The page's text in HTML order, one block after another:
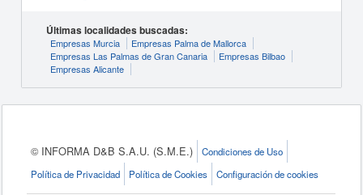
Últimas localidades buscadas:
Empresas Murcia
Empresas Palma de Mallorca
Empresas Las Palmas de Gran Canaria
Empresas Bilbao
Empresas Alicante
© INFORMA D&B S.A.U. (S.M.E.)
Condiciones de Uso
Política de Privacidad
Política de Cookies Configuración de cookies